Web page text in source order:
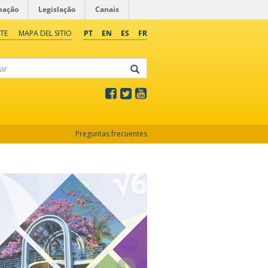
Legislação Canais
PT EN ES FR
MAPA DEL SITIO
Preguntas frecuentes